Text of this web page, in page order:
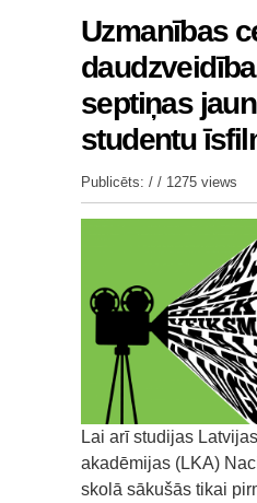
Uzmanības
septiņas
studentu
Publicēts: / / 1275 views
Lai arī studijas
akadēmijas (LKA)
skolā sākušās tikai